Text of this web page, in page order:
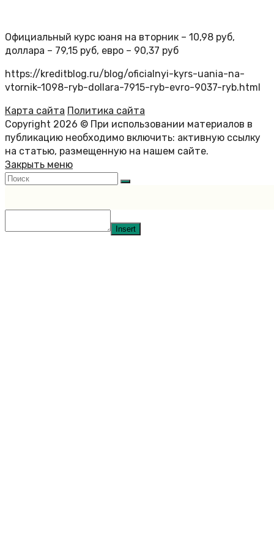
Официальный курс юаня на вторник – 10,98 руб,
доллара – 79,15 руб, евро – 90,37 руб
https://kreditblog.ru/blog/oficialnyi-kyrs-uania-na-
vtornik-1098-ryb-dollara-7915-ryb-evro-9037-ryb.html
Карта сайта Политика сайта
Copyright 2026 © При использовании материалов в
публикацию необходимо включить: активную ссылку
на статью, размещенную на нашем сайте.
Закрыть меню
Insert